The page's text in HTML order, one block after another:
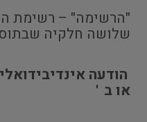
"הרשימה" – רשימת
שלושה חלקיה
הודעה
או ב '